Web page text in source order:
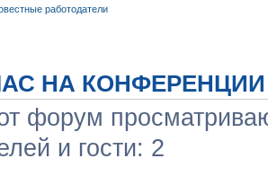
работодатели
НА КОНФЕРЕНЦИИ
форум
и гости: 2